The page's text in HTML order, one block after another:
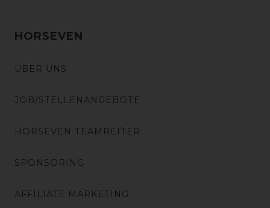
HORSEVEN
ÜBER UNS
JOB/STELLENANGEBOTE
HORSEVEN TEAMREITER
SPONSORING
AFFILIATE MARKETING